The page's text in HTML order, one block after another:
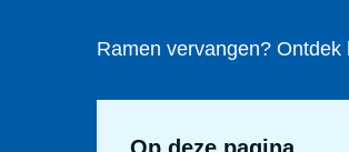
Ramen vervangen?